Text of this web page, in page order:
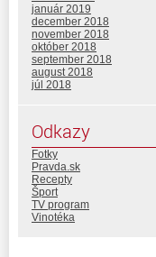
január 2019
december 2018
november 2018
október 2018
september 2018
august 2018
júl 2018
Odkazy
Fotky
Pravda.sk
Recepty
Šport
TV program
Vinotéka